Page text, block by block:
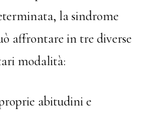
la sindrome
affrontare in tre diverse
modalità:
abitudini e